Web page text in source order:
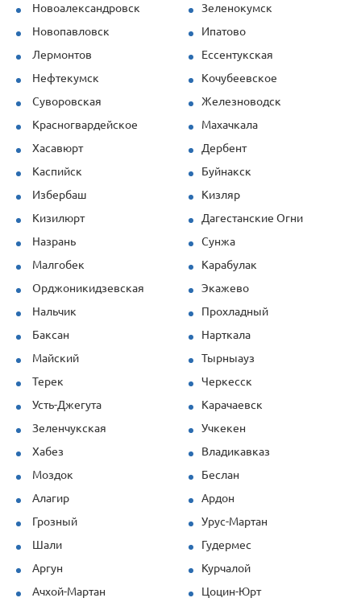
Новоалександровск
Зеленокумск
Новопавловск
Ипатово
Лермонтов
Ессентукская
Нефтекумск
Кочубеевское
Суворовская
Железноводск
Красногвардейское
Махачкала
Хасавюрт
Дербент
Каспийск
Буйнакск
Избербаш
Кизляр
Кизилюрт
Дагестанские Огни
Назрань
Сунжа
Малгобек
Карабулак
Орджоникидзевская
Экажево
Нальчик
Прохладный
Баксан
Нарткала
Майский
Тырныауз
Терек
Черкесск
Усть-Джегута
Карачаевск
Зеленчукская
Учкекен
Хабез
Владикавказ
Моздок
Беслан
Алагир
Ардон
Грозный
Урус-Мартан
Шали
Гудермес
Аргун
Курчалой
Ачхой-Мартан
Цоцин-Юрт